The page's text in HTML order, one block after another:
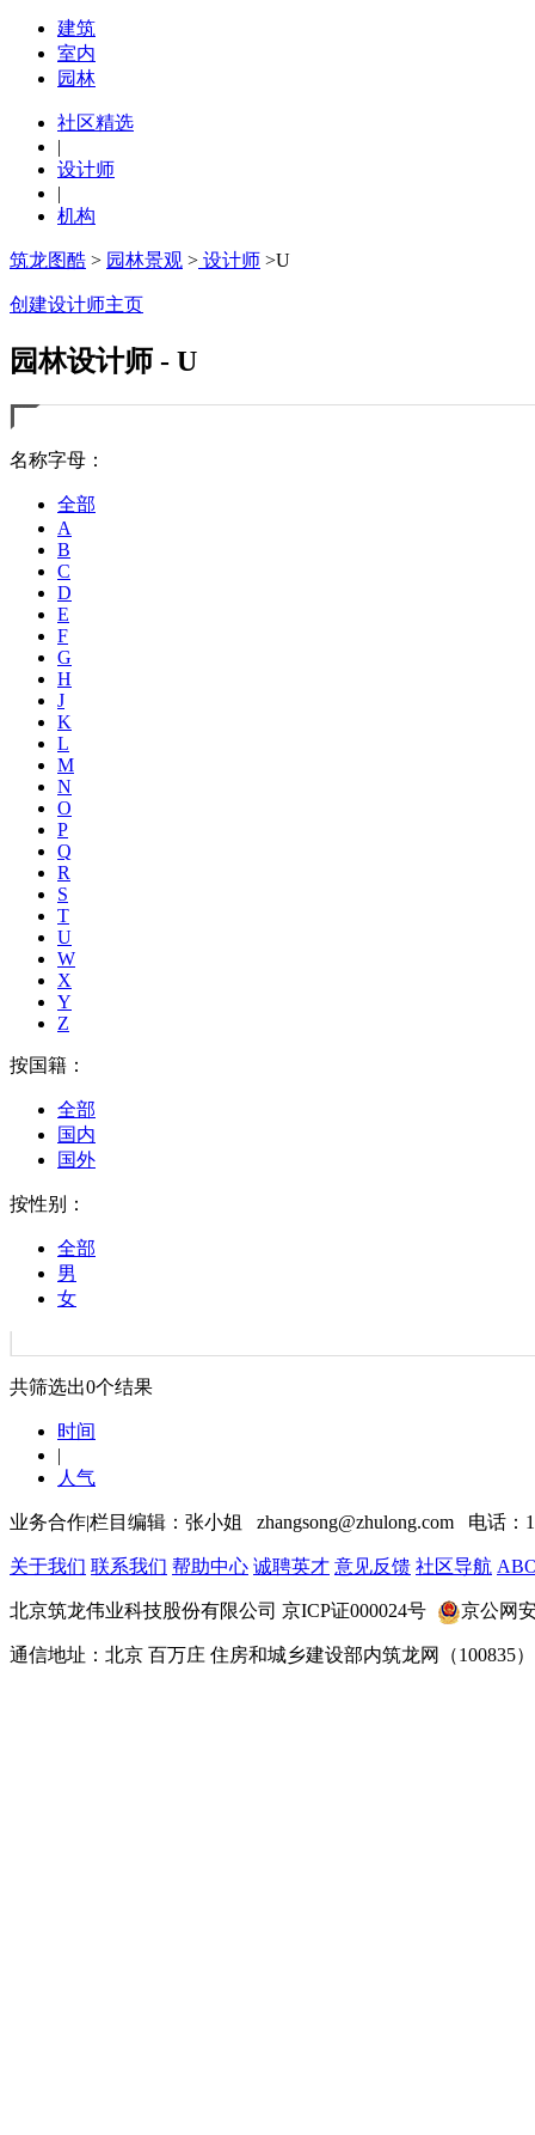
建筑
室内
园林
社区精选
|
设计师
|
机构
筑龙图酷 > 园林景观 > 设计师 >U
创建设计师主页
园林设计师 - U
名称字母：
全部
A
B
C
D
E
F
G
H
J
K
L
M
N
O
P
Q
R
S
T
U
W
X
Y
Z
按国籍：
全部
国内
国外
按性别：
全部
男
女
共筛选出0个结果
时间
|
人气
业务合作|栏目编辑：张小姐 zhangsong@zhulong.com 电话：
关于我们 联系我们 帮助中心 诚聘英才 意见反馈 社区导航
北京筑龙伟业科技股份有限公司 京ICP证000024号 京公网
通信地址：北京 百万庄 住房和城乡建设部内筑龙网 （100835）